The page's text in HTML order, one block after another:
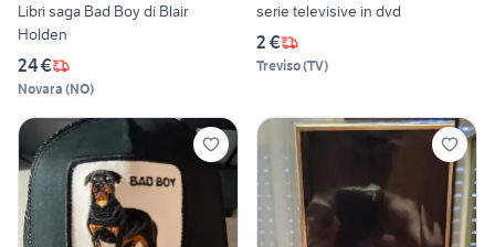
Libri saga Bad Boy di Blair
Holden
24 €
Novara (NO)
serie televisive in dvd
2 €
Treviso(TV)